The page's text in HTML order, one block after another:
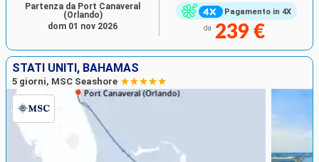
Pagamento in 4X
da 239 €
Partenza da Port Canaveral
(Orlando)
dom 01 nov 2026
STATI UNITI, BAHAMAS
5 giorni, MSC Seashore